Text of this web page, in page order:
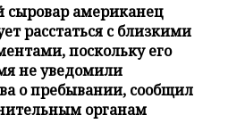
сыровар американец
расстаться с близкими
поскольку его
не уведомили
о пребывании, сообщил
органам